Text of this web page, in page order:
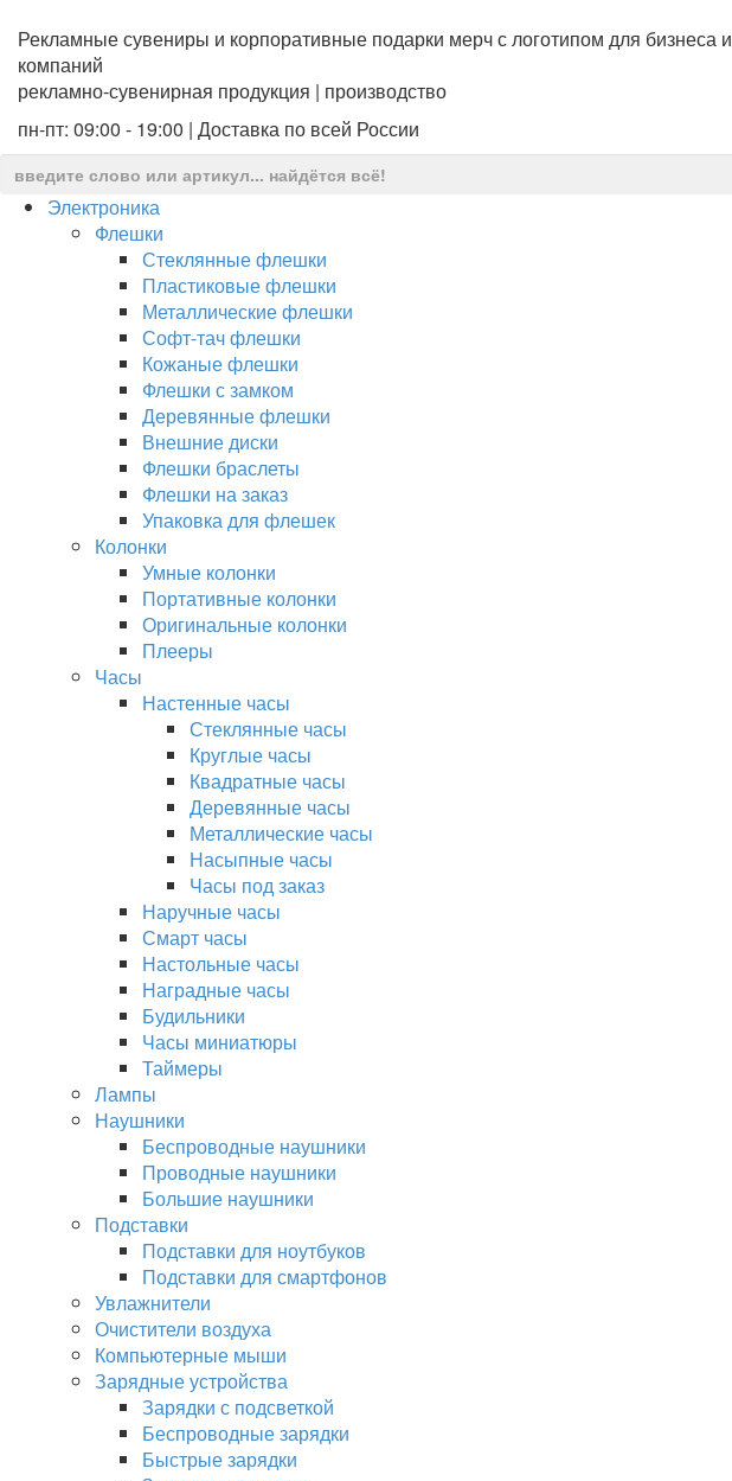
Рекламные сувениры и корпоративные подарки мерч с логотипом для бизнеса и
компаний
рекламно-сувенирная продукция | производство
пн-пт: 09:00 - 19:00 | Доставка по всей России
Электроника
Флешки
Стеклянные флешки
Пластиковые флешки
Металлические флешки
Софт-тач флешки
Кожаные флешки
Флешки с замком
Деревянные флешки
Внешние диски
Флешки браслеты
Флешки на заказ
Упаковка для флешек
Колонки
Умные колонки
Портативные колонки
Оригинальные колонки
Плееры
Часы
Настенные часы
Стеклянные часы
Круглые часы
Квадратные часы
Деревянные часы
Металлические часы
Насыпные часы
Часы под заказ
Наручные часы
Смарт часы
Настольные часы
Наградные часы
Будильники
Часы миниатюры
Таймеры
Лампы
Наушники
Беспроводные наушники
Проводные наушники
Большие наушники
Подставки
Подставки для ноутбуков
Подставки для смартфонов
Увлажнители
Очистители воздуха
Компьютерные мыши
Зарядные устройства
Зарядки с подсветкой
Беспроводные зарядки
Быстрые зарядки